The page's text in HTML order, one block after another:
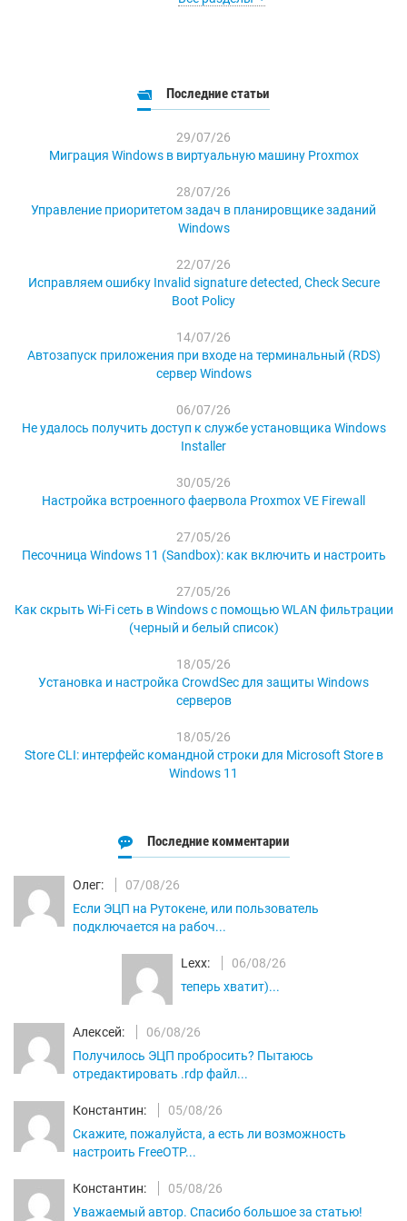
Последние статьи
29/07/26
Миграция Windows в виртуальную машину Proxmox
28/07/26
Управление приоритетом задач в планировщике заданий
Windows
22/07/26
Исправляем ошибку Invalid signature detected, Check Secure
Boot Policy
14/07/26
Автозапуск приложения при входе на терминальный (RDS)
сервер Windows
06/07/26
Не удалось получить доступ к службе установщика Windows
Installer
30/05/26
Настройка встроенного фаервола Proxmox VE Firewall
27/05/26
Песочница Windows 11 (Sandbox): как включить и настроить
27/05/26
Как скрыть Wi-Fi сеть в Windows с помощью WLAN фильтрации
(черный и белый список)
18/05/26
Установка и настройка CrowdSec для защиты Windows
серверов
18/05/26
Store CLI: интерфейс командной строки для Microsoft Store в
Windows 11
Последние комментарии
Олег:
07/08/26
Если ЭЦП на Рутокене, или пользователь
подключается на рабоч...
Lexx:
06/08/26
теперь хватит)...
Алексей:
06/08/26
Получилось ЭЦП пробросить? Пытаюсь
отредактировать .rdp файл...
Константин:
05/08/26
Скажите, пожалуйста, а есть ли возможность
настроить FreeOTP...
Константин:
05/08/26
Уважаемый автор. Спасибо большое за статью!